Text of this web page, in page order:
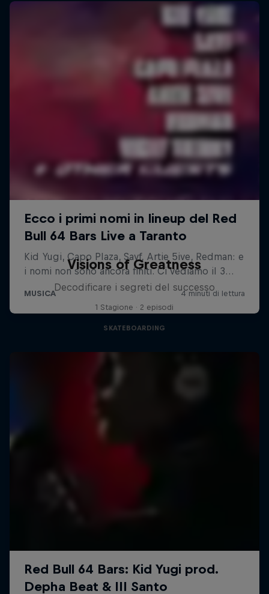
Visions of Greatness
Decodificare i segreti del successo
1 Stagione · 2 episodi
SKATEBOARDING